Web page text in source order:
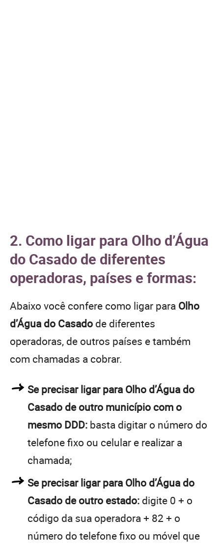
2. Como ligar para Olho d’Água
do Casado de diferentes
operadoras, países e formas:
Abaixo você confere como ligar para Olho
d’Água do Casado de diferentes
operadoras, de outros países e também
com chamadas a cobrar.
Se precisar ligar para Olho d’Água do
Casado de outro município com o
mesmo DDD: basta digitar o número do
telefone fixo ou celular e realizar a
chamada;
Se precisar ligar para Olho d’Água do
Casado de outro estado: digite 0 + o
código da sua operadora + 82 + o
número do telefone fixo ou móvel que